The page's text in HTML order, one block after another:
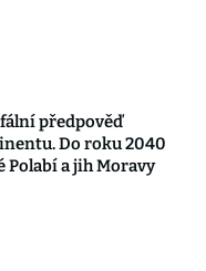
předpověď
Do roku 2040
Polabí a jih Moravy